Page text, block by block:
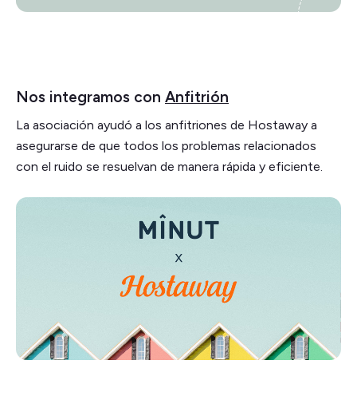
Nos integramos con Anfitrión
La asociación ayudó a los anfitriones de Hostaway a
asegurarse de que todos los problemas relacionados
con el ruido se resuelvan de manera rápida y eficiente.